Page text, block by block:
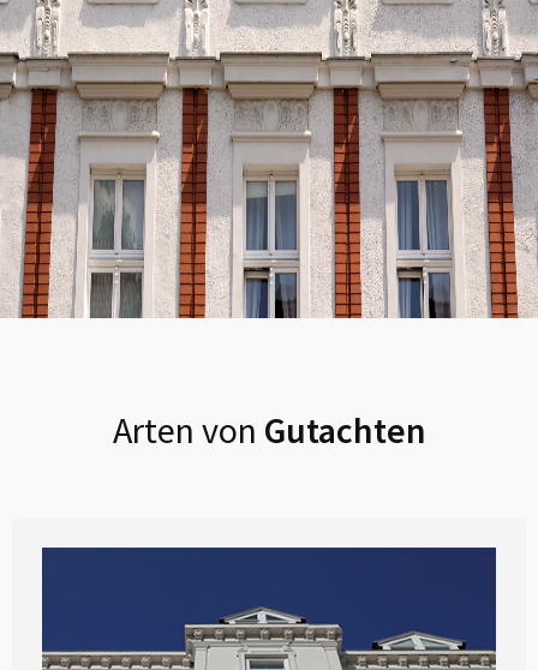
Arten von Gutachten